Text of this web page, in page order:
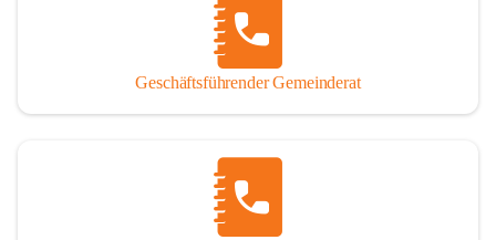
Geschäftsführender Gemeinderat